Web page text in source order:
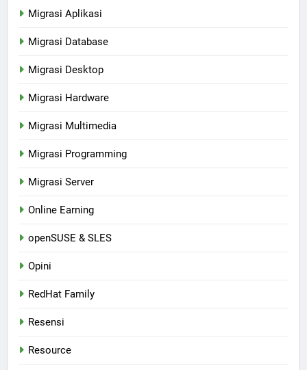
Migrasi Aplikasi
Migrasi Database
Migrasi Desktop
Migrasi Hardware
Migrasi Multimedia
Migrasi Programming
Migrasi Server
Online Earning
openSUSE & SLES
Opini
RedHat Family
Resensi
Resource